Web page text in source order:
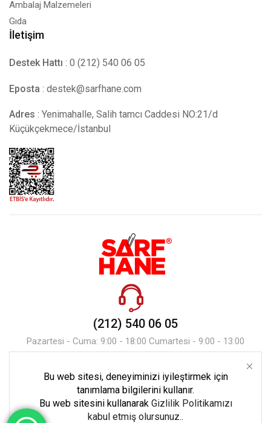
Ambalaj Malzemeleri
Gıda
İletişim
Destek Hattı : 0 (212) 540 06 05
Eposta : destek@sarfhane.com
Adres : Yenimahalle, Salih tamcı Caddesi NO:21/d
Küçükçekmece/İstanbul
(212) 540 06 05
Pazartesi - Cuma: 9:00 - 18:00 Cumartesi - 9:00 - 13:00
Mesaj Gönder
Bu web sitesi, deneyiminizi iyileştirmek için
tanımlama bilgilerini kullanır.
Bu web sitesini kullanarak Gizlilik Politikamızı
kabul etmiş olursunuz..